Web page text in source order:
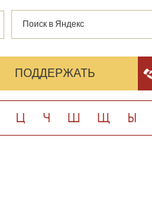
ПОДДЕРЖАТЬ
Ц Ч Ш Щ Ы